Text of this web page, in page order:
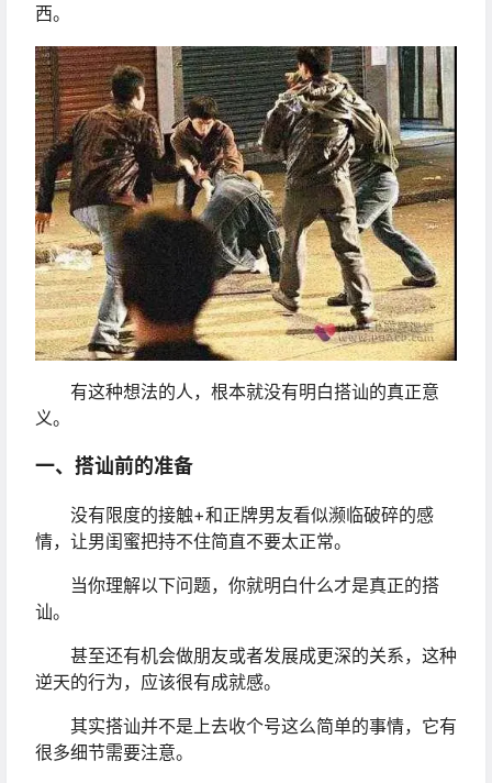
西。
有这种想法的人，根本就没有明白搭讪的真正意
义。
一、搭讪前的准备
没有限度的接触+和正牌男友看似濒临破碎的感
情，让男闺蜜把持不住简直不要太正常。
当你理解以下问题，你就明白什么才是真正的搭
讪。
甚至还有机会做朋友或者发展成更深的关系，这种
逆天的行为，应该很有成就感。
其实搭讪并不是上去收个号这么简单的事情，它有
很多细节需要注意。